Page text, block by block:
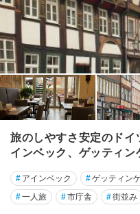
セ
★
フ
ラ
ン
ク
フ
ル
ト
★
ベ
旅のしやすさ安定のド
インベック、ゲッティン
# アインベック #ゲッティン
#一人旅 #市庁舎 #街並み